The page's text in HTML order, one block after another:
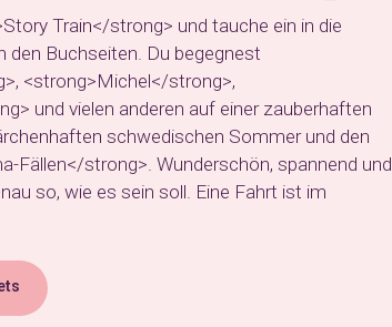
Train</strong> und tauche ein in die
den Buchseiten. Du begegnest
<strong>Michel</strong>,
und vielen anderen auf einer zauberhaften
schwedischen Sommer und den
Fällen</strong>. Wunderschön, spannend und
so, wie es sein soll. Eine Fahrt ist im